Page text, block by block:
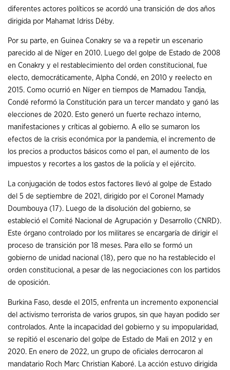
diferentes actores políticos se acordó una transición de dos años
dirigida por Mahamat Idriss Déby.
Por su parte, en Guinea Conakry se va a repetir un escenario
parecido al de Níger en 2010. Luego del golpe de Estado de 2008
en Conakry y el restablecimiento del orden constitucional, fue
electo, democráticamente, Alpha Condé, en 2010 y reelecto en
2015. Como ocurrió en Níger en tiempos de Mamadou Tandja,
Condé reformó la Constitución para un tercer mandato y ganó las
elecciones de 2020. Esto generó un fuerte rechazo interno,
manifestaciones y críticas al gobierno. A ello se sumaron los
efectos de la crisis económica por la pandemia, el incremento de
los precios a productos básicos como el pan, el aumento de los
impuestos y recortes a los gastos de la policía y el ejército.
La conjugación de todos estos factores llevó al golpe de Estado
del 5 de septiembre de 2021, dirigido por el Coronel Mamady
Doumbouya (17). Luego de la disolución del gobierno, se
estableció el Comité Nacional de Agrupación y Desarrollo (CNRD).
Este órgano controlado por los militares se encargaría de dirigir el
proceso de transición por 18 meses. Para ello se formó un
gobierno de unidad nacional (18), pero que no ha restablecido el
orden constitucional, a pesar de las negociaciones con los partidos
de oposición.
Burkina Faso, desde el 2015, enfrenta un incremento exponencial
del activismo terrorista de varios grupos, sin que hayan podido ser
controlados. Ante la incapacidad del gobierno y su impopularidad,
se repitió el escenario del golpe de Estado de Mali en 2012 y en
2020. En enero de 2022, un grupo de oficiales derrocaron al
mandatario Roch Marc Christian Kaboré. La acción estuvo dirigida